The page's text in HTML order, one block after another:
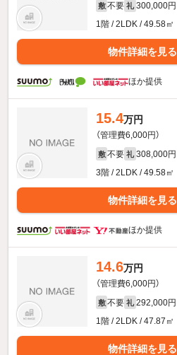
敷 不要 礼 300,000円
1階 / 2LDK / 49.58㎡
物件詳細を見る
ほか提供
15.4万円
（管理費6,000円）
敷 不要 礼 308,000円
3階 / 2LDK / 49.58㎡
物件詳細を見る
ほか提供
14.6万円
（管理費6,000円）
敷 不要 礼 292,000円
1階 / 2LDK / 47.87㎡
物件詳細を見る